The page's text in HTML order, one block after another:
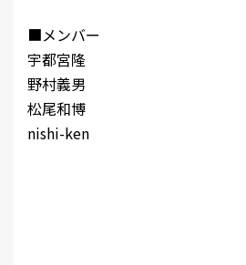
■メンバー
宇都宮隆
野村義男
松尾和博
nishi-ken